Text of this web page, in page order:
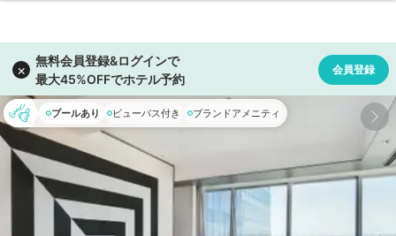
プールあり ビューバス付き ブランドアメニティ